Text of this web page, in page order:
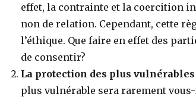
effet, la contrainte et la coercition
non de relation. Cependant, cette
l’éthique. Que faire en effet des
de consentir?
La protection des plus
plus vulnérable sera rarement vous-